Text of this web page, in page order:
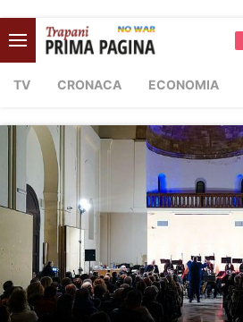
TV CRONACA ECONOMIA